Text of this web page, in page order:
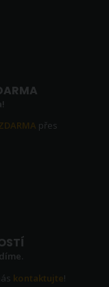
přes
kontaktujte!